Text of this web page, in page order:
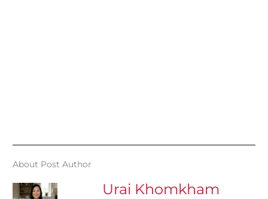
About Post Author
Urai Khomkham